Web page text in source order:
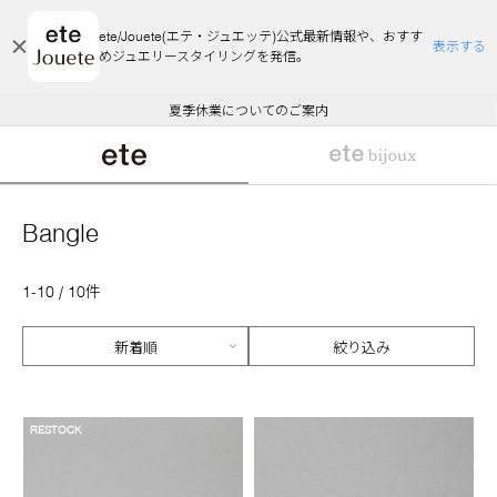
ete/Jouete(エテ・ジュエッテ)公式最新情報や、おすす
めジュエリースタイリングを発信。
表示する
エコラッピング及びエコポイント付与のご案内
ご注文いただいたお品物のお届け状況について
夏季休業についてのご案内
WEB Limited Items >>
採用のご案内
悪質な偽サイトにご注意ください
エコラッピング及びエコポイント付与のご案内
ご注文いただいたお品物のお届け状況について
Bangle
1-10 / 10件
絞り込み
RESTOCK